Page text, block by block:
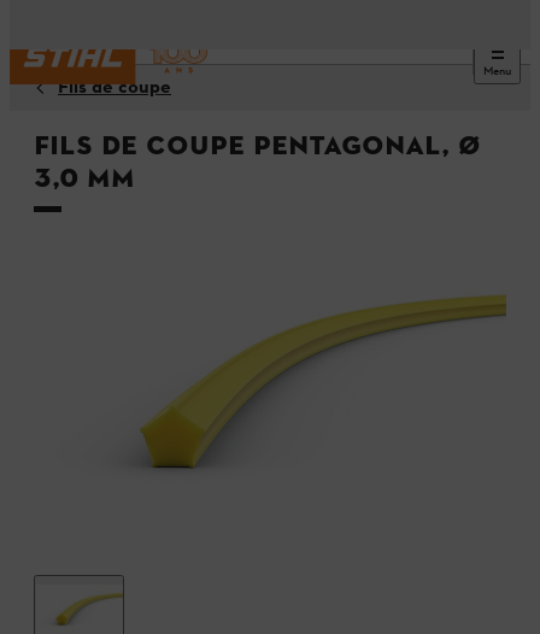
Menu
Fils de coupe
Fils de coupe pentagonal, Ø
3,0 mm